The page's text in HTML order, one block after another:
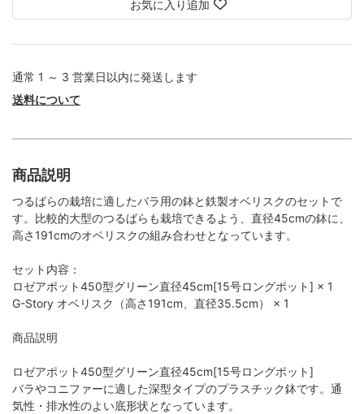
お気に入り追加
通常 1 ～ 3 営業日以内に発送します
送料について
商品説明
つるばらの栽培に適したバラ用の鉢と鉄製オベリスクのセットで
す。比較的大型のつるばらも栽培できるよう、直径45cmの鉢に、
高さ191cmのオベリスクの組み合わせとなっています。
セット内容：
ロゼアポット450型グリーン直径45cm[15号ロングポット] × 1
G-Story オベリスク（高さ191cm、直径35.5cm） × 1
商品説明
ロゼアポット450型グリーン直径45cm[15号ロングポット]
バラやコニファーに適した深型タイプのプラスチック鉢です。通
気性・排水性のよい底形状となっています。